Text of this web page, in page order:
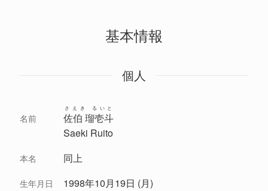
基本情報
個人
名前 佐伯 瑠壱斗
さえき るいと
Saeki Ruito
本名 同上
生年月日 1998年10月19日 (月)